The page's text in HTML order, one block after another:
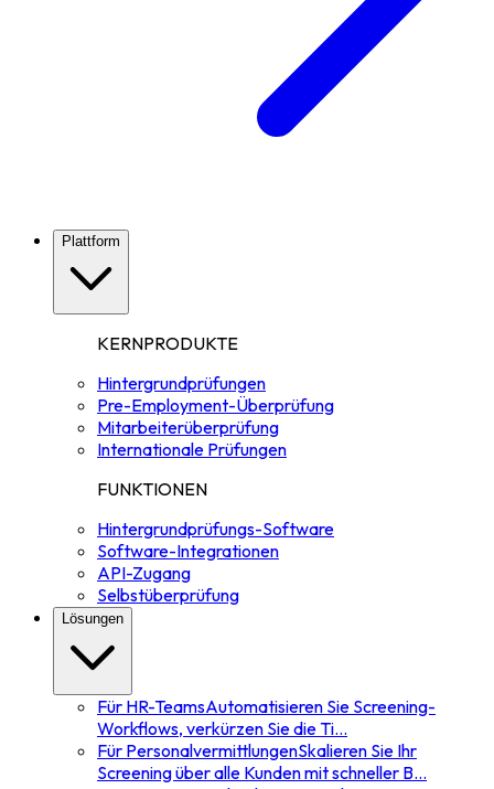
Plattform
KERNPRODUKTE
Hintergrundprüfungen
Pre-Employment-Überprüfung
Mitarbeiterüberprüfung
Internationale Prüfungen
FUNKTIONEN
Hintergrundprüfungs-Software
Software-Integrationen
API-Zugang
Selbstüberprüfung
Lösungen
Für HR-TeamsAutomatisieren Sie Screening-
Workflows, verkürzen Sie die Ti...
Für PersonalvermittlungenSkalieren Sie Ihr
Screening über alle Kunden mit schneller B...